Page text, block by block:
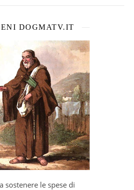
DOGMATV.IT
sostenere le spese di